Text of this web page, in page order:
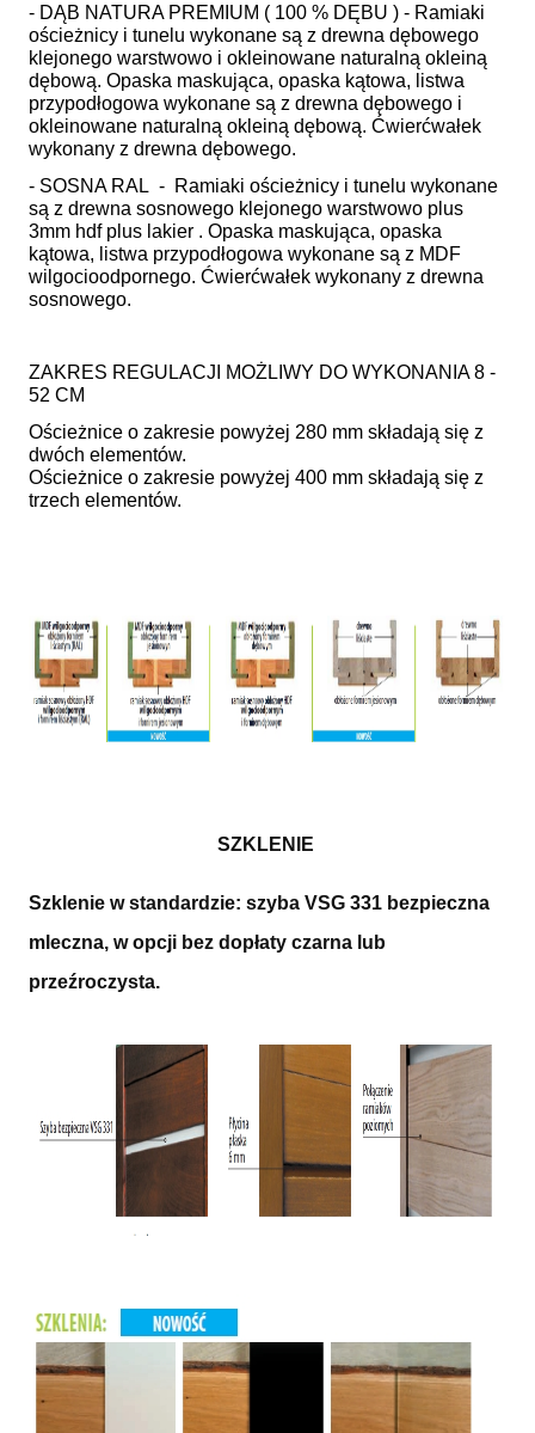
- DĄB NATURA PREMIUM ( 100 % DĘBU ) - Ramiaki
ościeżnicy i tunelu wykonane są z drewna dębowego
klejonego warstwowo i okleinowane naturalną okleiną
dębową. Opaska maskująca, opaska kątowa, listwa
przypodłogowa wykonane są z drewna dębowego i
okleinowane naturalną okleiną dębową. Ćwierćwałek
wykonany z drewna dębowego.
- SOSNA RAL - Ramiaki ościeżnicy i tunelu wykonane
są z drewna sosnowego klejonego warstwowo plus
3mm hdf plus lakier . Opaska maskująca, opaska
kątowa, listwa przypodłogowa wykonane są z MDF
wilgocioodpornego. Ćwierćwałek wykonany z drewna
sosnowego.
ZAKRES REGULACJI MOŻLIWY DO WYKONANIA 8 -
52 CM
Ościeżnice o zakresie powyżej 280 mm składają się z
dwóch elementów.
Ościeżnice o zakresie powyżej 400 mm składają się z
trzech elementów.
SZKLENIE
Szklenie w standardzie: szyba VSG 331 bezpieczna
mleczna, w opcji bez dopłaty czarna lub
przeźroczysta.